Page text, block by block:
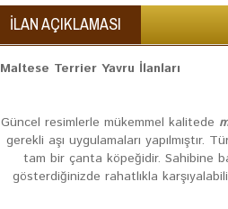
İLAN AÇIKLAMASI
Maltese Terrier Yavru İlanları
Güncel resimlerle mükemmel kalitede
gerekli aşı uygulamaları
tam bir çanta köpeğidir. Sahibine
gösterdiğinizde rahatlıkla